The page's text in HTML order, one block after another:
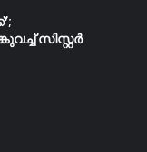
സിസ്റ്റർ